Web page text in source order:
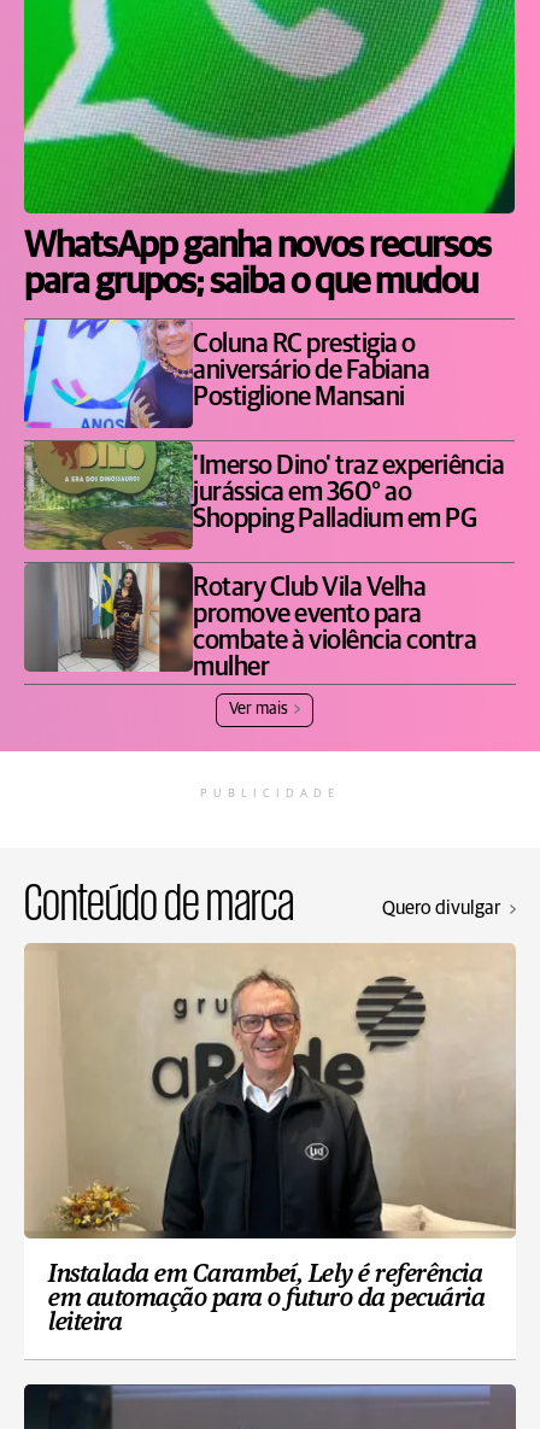
WhatsApp ganha novos recursos
para grupos; saiba o que mudou
Coluna RC prestigia o
aniversário de Fabiana
Postiglione Mansani
'Imerso Dino' traz experiência
jurássica em 360° ao
Shopping Palladium em PG
Rotary Club Vila Velha
promove evento para
combate à violência contra
mulher
Ver mais
PUBLICIDADE
Conteúdo de marca Quero divulgar
Instalada em Carambeí, Lely é referência
em automação para o futuro da pecuária
leiteira